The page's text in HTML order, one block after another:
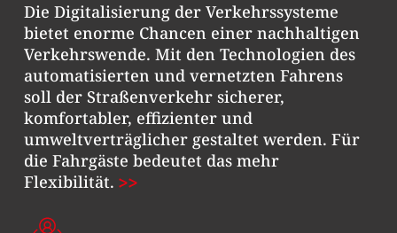
Die Digitalisierung der Verkehrssysteme
bietet enorme Chancen einer nachhaltigen
Verkehrswende. Mit den Technologien des
automatisierten und vernetzten Fahrens
soll der Straßenverkehr sicherer,
komfortabler, effizienter und
umweltverträglicher gestaltet werden. Für
die Fahrgäste bedeutet das mehr
Flexibilität.